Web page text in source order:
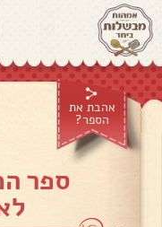
אהבת את
הספר?
ספר